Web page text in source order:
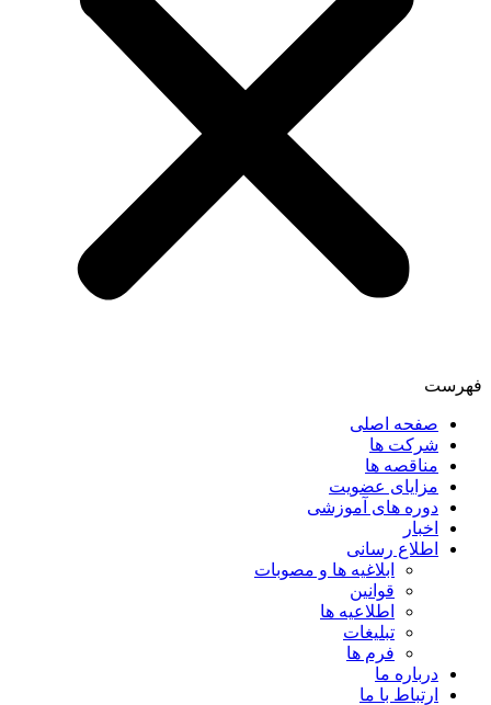
فهرست
صفحه اصلی
شرکت ها
مناقصه ها
مزایای عضویت
دوره های آموزشی
اخبار
اطلاع رسانی
ابلاغیه ها و مصوبات
قوانین
اطلاعیه ها
تبلیغات
فرم ها
درباره ما
ارتباط با ما